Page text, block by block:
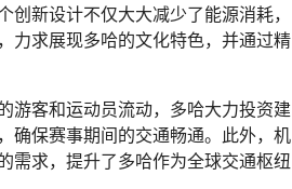
新设计不仅大大减少了能源消耗，
力求展现多哈的文化特色，并通过精
游客和运动员流动，多哈大力投资建
确保赛事期间的交通畅通。此外，机
需求，提升了多哈作为全球交通枢纽